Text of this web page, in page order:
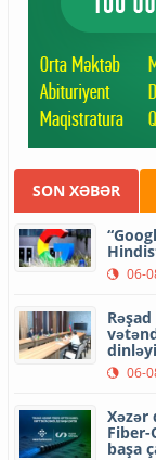
SON XƏBƏR
06-
06-
Xəzər
başa